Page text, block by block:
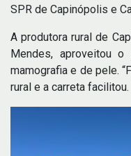
SPR de Capinópolis e
A produtora rural de
Mendes, aproveitou
mamografia e de pele.
rural e a carreta